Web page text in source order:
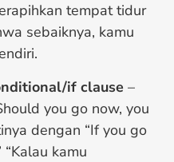
tempat tidur
sebaiknya, kamu
if clause –
you go now, you
dengan “If you go
kamu